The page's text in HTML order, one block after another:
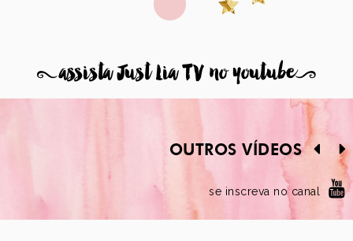
8assista Just Lia TV no youtube9
OUTROS VÍDEOS
se inscreva no canal